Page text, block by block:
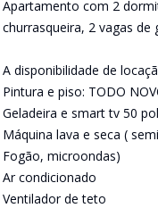
Apartamento com 2
churrasqueira, 2 vagas de
A disponibilidade de
Pintura e piso: TODO
Geladeira e smart tv 50
Máquina lava e seca (
Fogão, microondas)
Ar condicionado
Ventilador de teto